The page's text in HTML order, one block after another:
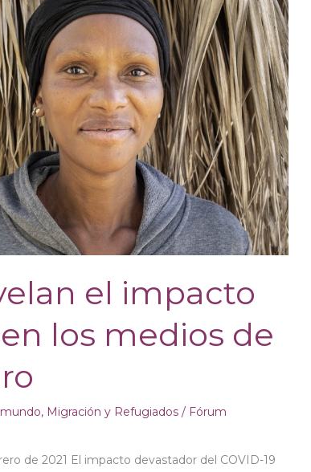
el impacto
en los medios de
, Migración y Refugiados / Fórum
de 2021 El impacto devastador del COVID-19